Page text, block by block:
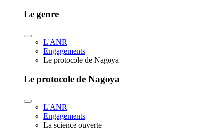
Le genre
L'ANR
Engagements
Le protocole de Nagoya
Le protocole de Nagoya
L'ANR
Engagements
La science ouverte